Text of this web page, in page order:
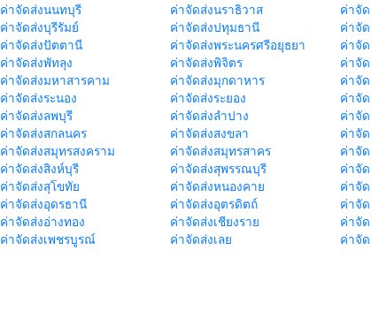
ค่าจัดส่งนนทบุรี ค่าจัดส่งนราธิวาส
ค่าจั
ค่าจัดส่งบุรีรัมย์ ค่าจัดส่งปทุมธานี
ค่าจั
ค่าจัดส่งปัตตานี ค่าจัดส่งพระนครศรีอยุธยา
ค่าจัด
ค่าจัดส่งพัทลุง ค่าจัดส่งพิจิตร
ค่าจั
ค่าจัดส่งมหาสารคาม ค่าจัดส่งมุกดาหาร
ค่าจั
ค่าจัดส่งระนอง ค่าจัดส่งระยอง
ค่าจั
ค่าจัดส่งลพบุรี ค่าจัดส่งลำปาง
ค่าจั
ค่าจัดส่งสกลนคร ค่าจัดส่งสงขลา
ค่าจั
ค่าจัดส่งสมุทรสงคราม ค่าจัดส่งสมุทรสาคร
ค่าจั
ค่าจัดส่งสิงห์บุรี ค่าจัดส่งสุพรรณบุรี
ค่าจั
ค่าจัดส่งสุโขทัย ค่าจัดส่งหนองคาย
ค่าจั
ค่าจัดส่งอุดรธานี ค่าจัดส่งอุตรดิตถ์
ค่าจั
ค่าจัดส่งอ่างทอง ค่าจัดส่งเชียงราย
ค่าจั
ค่าจัดส่งเพชรบูรณ์ ค่าจัดส่งเลย
ค่าจั